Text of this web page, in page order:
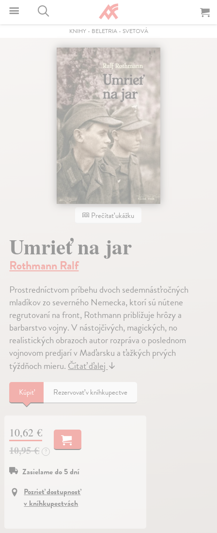
KNIHY- BELETRIA- SVETOVÁ
Prečítať ukážku
Umrieť na jar
Rothmann Ralf
Prostredníctvom príbehu dvoch sedemnásťročných
mladíkov zo severného Nemecka, ktorí sú nútene
regrutovaní na front, Rothmann približuje hrôzy a
barbarstvo vojny. V nástojčivých, magických, no
realistických obrazoch autor rozpráva o poslednom
vojnovom predjarí v Maďarsku a ťažkých prvých
týždňoch mieru.Čítať ďalej↓
Kúpiť Rezervovať v kníhkupectve
10,62 €
10,95 €
?
Zasielame do 5 dní
Pozrieť dostupnosť
v kníhkupectvách